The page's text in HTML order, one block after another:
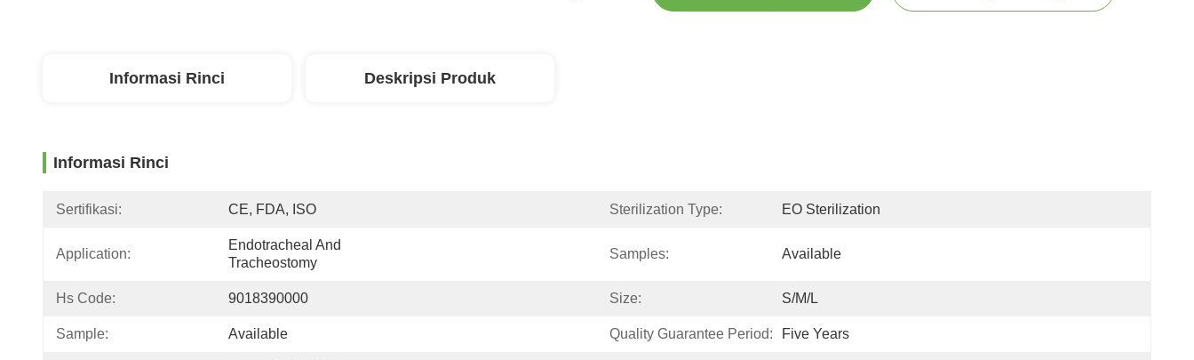
Informasi Rinci Deskripsi Produk
Informasi Rinci
Sertifikasi: CE, FDA, ISO Sterilization Type: EO Sterilization
Application:
Endotracheal And
Tracheostomy
Samples: Available
Hs Code: 9018390000 Size: S/M/L
Sample: Available Quality Guarantee Period: Five Years